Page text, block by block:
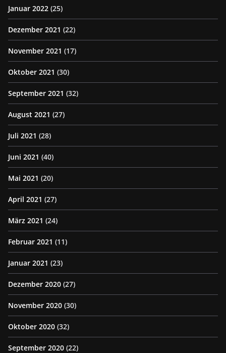
Januar 2022 (25)
Dezember 2021 (22)
November 2021 (17)
Oktober 2021 (30)
September 2021 (32)
August 2021 (27)
Juli 2021 (28)
Juni 2021 (40)
Mai 2021 (20)
April 2021 (27)
März 2021 (24)
Februar 2021 (11)
Januar 2021 (23)
Dezember 2020 (27)
November 2020 (30)
Oktober 2020 (32)
September 2020 (22)